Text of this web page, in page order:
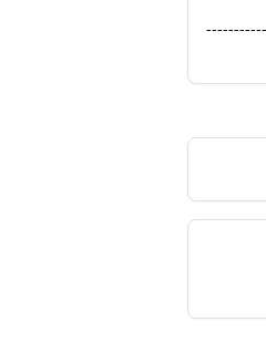
محمد شمس الدين حول الإمام الحافظ السيوطي رحمه الله. حلقة الاستغاثة (2) ....------------